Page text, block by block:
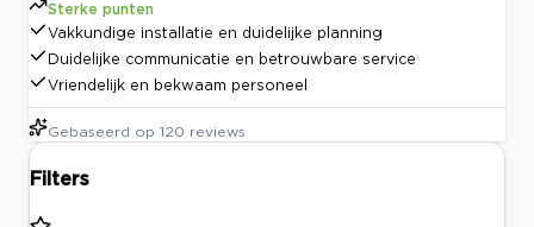
Sterke punten
Vakkundige installatie en duidelijke planning
Duidelijke communicatie en betrouwbare service
Vriendelijk en bekwaam personeel
Gebaseerd op 120 reviews
Filters